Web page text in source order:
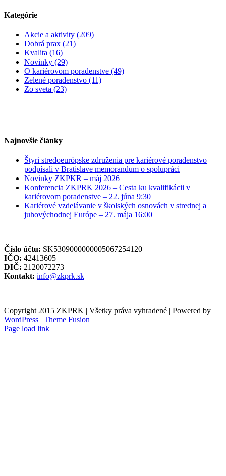
Kategórie
Akcie a aktivity (209)
Dobrá prax (21)
Kvalita (16)
Novinky (29)
O kariérovom poradenstve (49)
Zelené poradenstvo (11)
Zo sveta (23)
Najnovšie články
Štyri stredoeurópske združenia pre kariérové poradenstvo
podpísali v Bratislave memorandum o spolupráci
Novinky ZKPKR – máj 2026
Konferencia ZKPRK 2026 – Cesta ku kvalifikácii v
kariérovom poradenstve – 22. júna 9:30
Kariérové vzdelávanie v školských osnovách v strednej a
juhovýchodnej Európe – 27. mája 16:00
Číslo účtu: SK5309000000005067254120
IČO: 42413605
DIČ: 2120072273
Kontakt: info@zkprk.sk
Copyright 2015 ZKPRK | Všetky práva vyhradené | Powered by
WordPress | Theme Fusion
Page load link